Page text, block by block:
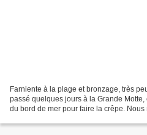
Farniente à la plage et bronzage, très
passé quelques jours à la Grande
du bord de mer pour faire la crêpe. Nous